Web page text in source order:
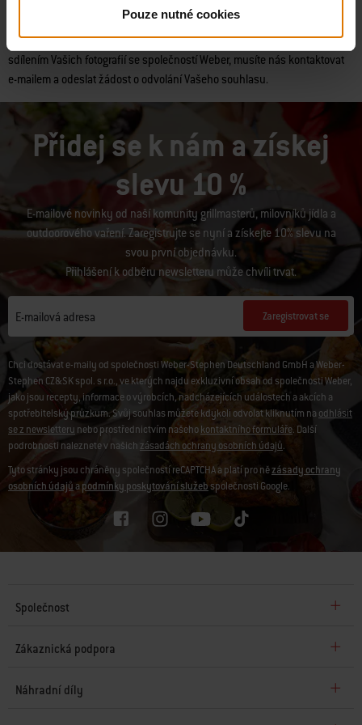
Pouze nutné cookies
Máte-li jakékoli dotazy týkající se našich služeb nebo ochrany údajů,
můžete nás kdykoli kontaktovat. Pokud si přejete odvolat svůj souhlas se
sdílením Vašich fotografií se společností Weber, musíte nás kontaktovat
e-mailem a odeslat žádost o odvolání Vašeho souhlasu.
Přidej se k nám a získej
slevu 10 %
E-mailové novinky od naší komunity grillmasterů, milovníků jídla a
outdoorového vaření. Zaregistrujte se nyní a získejte 10% slevu na
svou první objednávku.
Přihlášení k odběru newsletteru může chvíli trvat.
E-mailová adresa Zaregistrovat se
Chci dostávat e-maily od společnosti Weber-Stephen Deutschland GmbH a Weber-
Stephen CZ&SK spol. s r.o., ve kterých najdu exkluzivní obsah od společnosti Weber,
jako jsou recepty, informace o výrobcích, nadcházejících událostech a akcích a
spotřebitelský průzkum. Svůj souhlas můžete kdykoli odvolat kliknutím na odhlásit
se z newsletteru nebo prostřednictvím našehokontaktního formuláře. Další
podrobnosti naleznete v našich zásadách ochrany osobních údajů.
Tyto stránky jsou chráněny společností reCAPTCHA a platí pro nězásady ochrany
osobních údajů apodmínky poskytování služebspolečnosti Google.
Společnost
Zákaznická podpora
Náhradní díly